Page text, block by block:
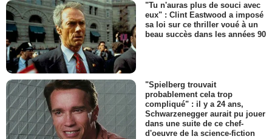
"Tu n'auras plus de souci avec
eux" : Clint Eastwood a imposé
sa loi sur ce thriller voué à un
beau succès dans les années 90
"Spielberg trouvait
probablement cela trop
compliqué" : il y a 24 ans,
Schwarzenegger aurait pu jouer
dans une suite de ce chef-
d'oeuvre de la science-fiction